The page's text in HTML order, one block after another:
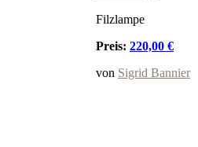
Filzlampe
Preis: 220,00 €
von Sigrid Bannier